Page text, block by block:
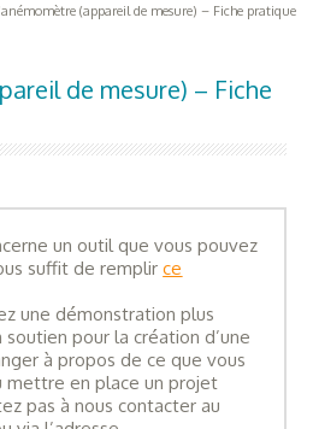
(appareil de mesure) – Fiche pratique
de mesure) – Fiche
un outil que vous pouvez
suffit de remplirce
une démonstration plus
pour la création d’une
à propos de ce que vous
mettre en place un projet
pas à nous contacter au